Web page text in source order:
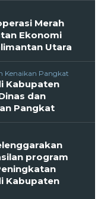
Merah
Ekonomi
Utara
Kenaikan Pangkat
Kabupaten
dan
Pangkat
program
Kabupaten